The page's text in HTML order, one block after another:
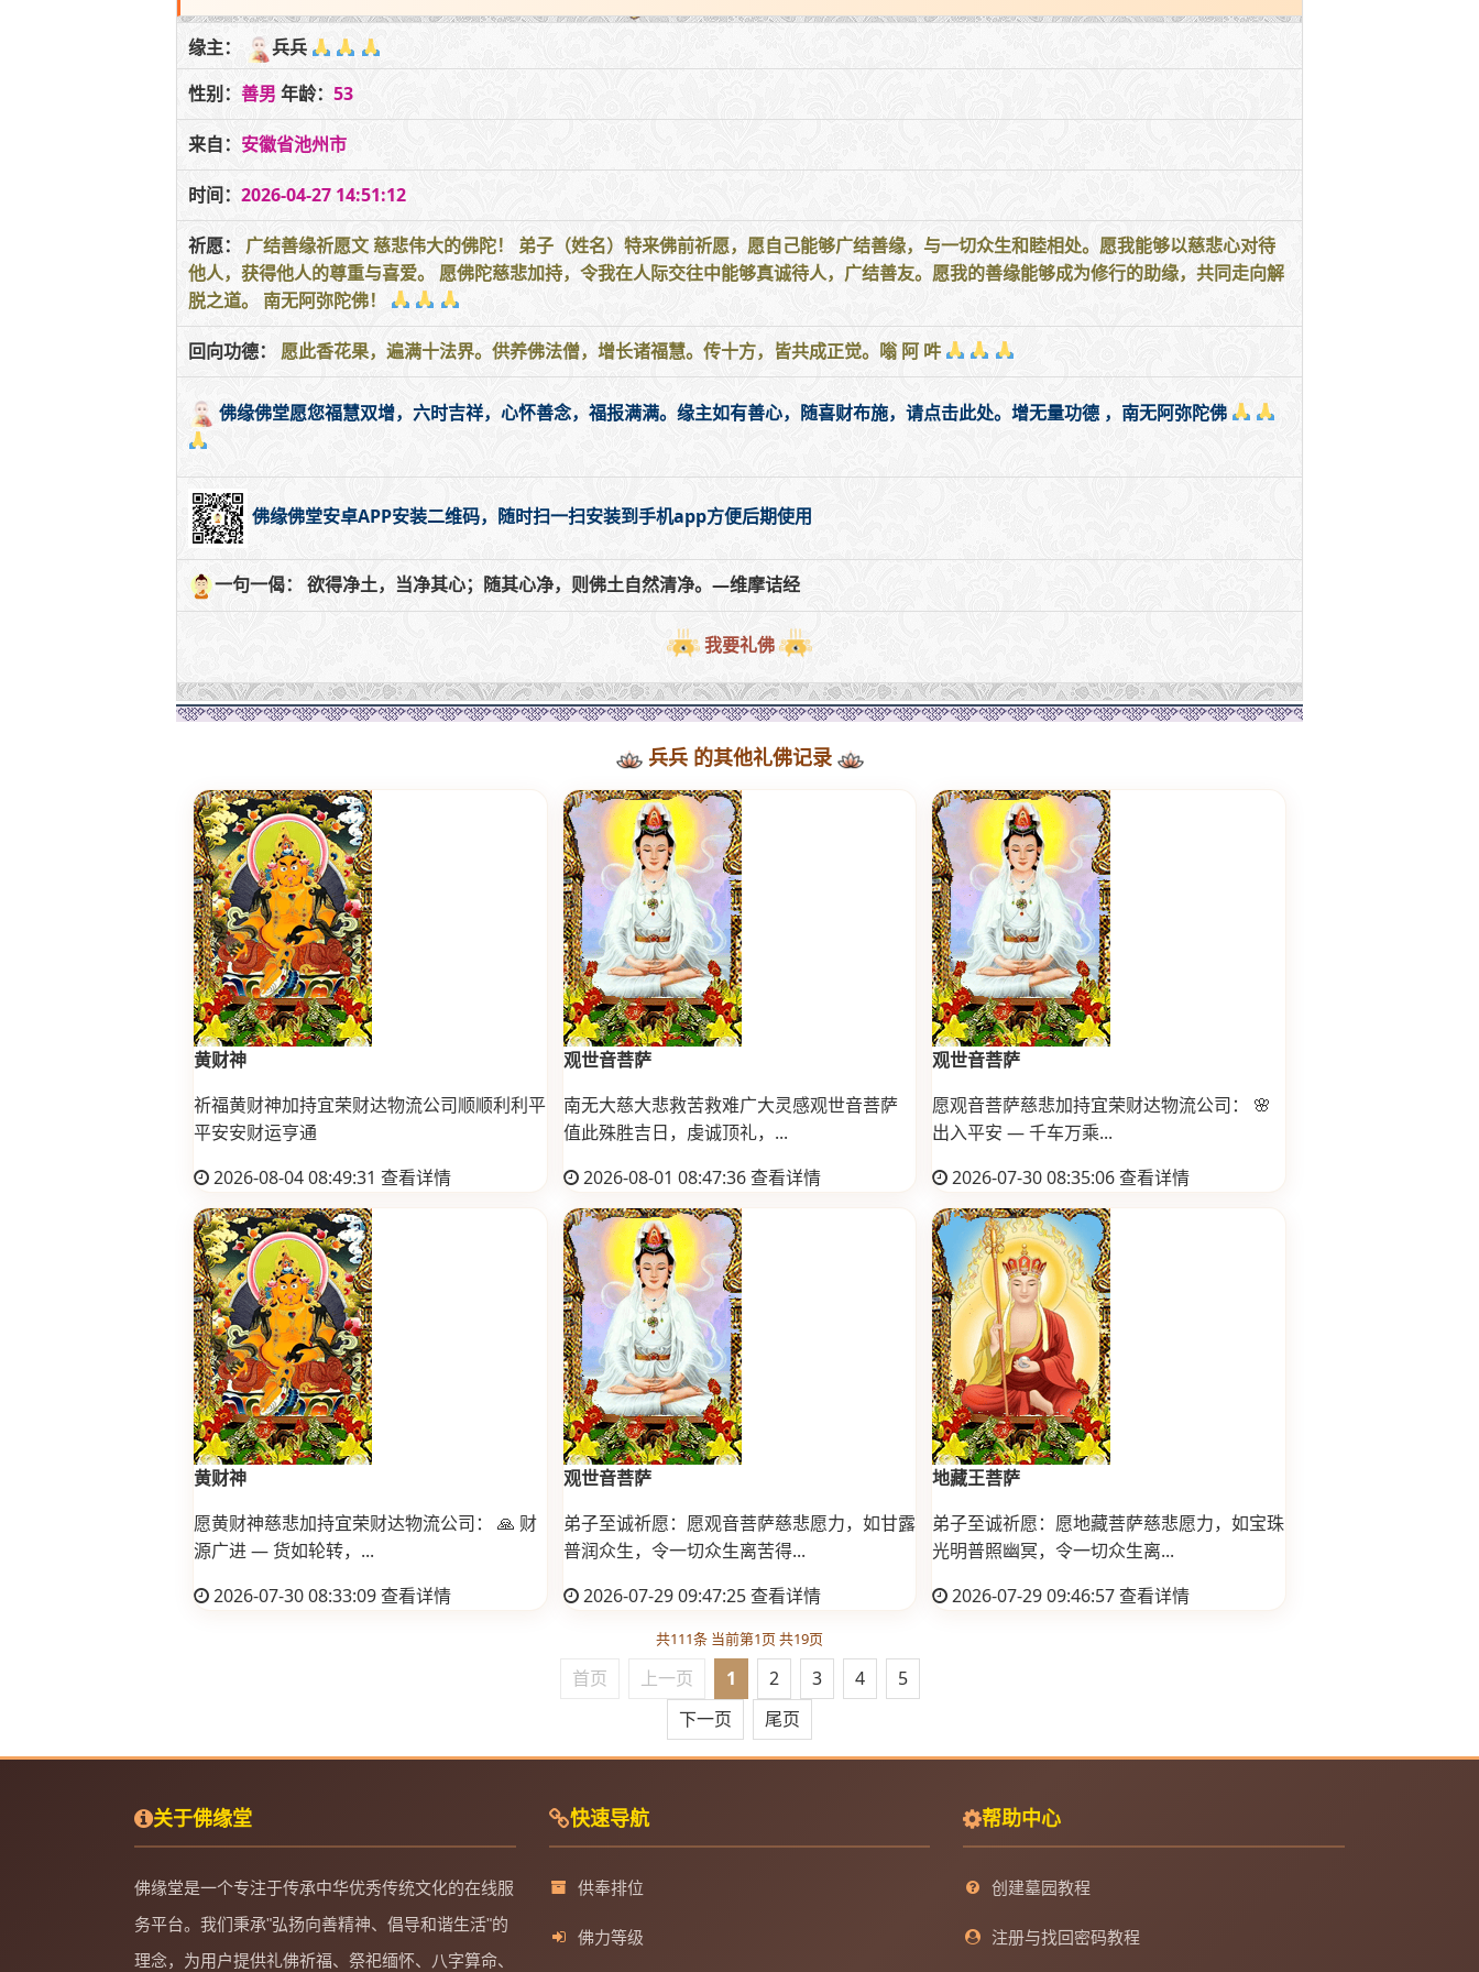
缘主：
兵兵
性别： 善男 年龄： 53
来自： 安徽省池州市
时间： 2026-04-27 14:51:12
祈愿：
广结善缘祈愿文 慈悲伟大的佛陀！ 弟子（姓名）特来佛前祈愿，愿自己能够广结善缘，与一切众生和睦相处。愿我能够以慈悲心对待
他人，获得他人的尊重与喜爱。 愿佛陀慈悲加持，令我在人际交往中能够真诚待人，广结善友。愿我的善缘能够成为修行的助缘，共同走向解
脱之道。 南无阿弥陀佛！
回向功德： 愿此香花果，遍满十法界。供养佛法僧，增长诸福慧。传十方，皆共成正觉。嗡 阿 吽
佛缘佛堂愿您福慧双增，六时吉祥，心怀善念，福报满满。缘主如有善心，随喜财布施，请点击此处。增无量功德 ，南无阿弥陀佛
佛缘佛堂安卓APP安装二维码，随时扫一扫安装到手机app方便后期使用
一句一偈： 欲得净土，当净其心；随其心净，则佛土自然清净。—维摩诘经
我要礼佛
兵兵 的其他礼佛记录
黄财神
祈福黄财神加持宜荣财达物流公司顺顺利利平
平安安财运亨通
2026-08-04 08:49:31 查看详情
观世音菩萨
南无大慈大悲救苦救难广大灵感观世音菩萨
值此殊胜吉日，虔诚顶礼，...
2026-08-01 08:47:36查看详情
观世音菩萨
愿观音菩萨慈悲加持宜荣财达物流公司： 🌸
出入平安 — 千车万乘...
2026-07-30 08:35:06查看详情
黄财神
愿黄财神慈悲加持宜荣财达物流公司： 🙏 财
源广进 — 货如轮转，...
2026-07-30 08:33:09查看详情
观世音菩萨
弟子至诚祈愿：愿观音菩萨慈悲愿力，如甘露
普润众生，令一切众生离苦得...
2026-07-29 09:47:25查看详情
地藏王菩萨
弟子至诚祈愿：愿地藏菩萨慈悲愿力，如宝珠
光明普照幽冥，令一切众生离...
2026-07-29 09:46:57查看详情
共111条 当前第1页 共19页
首页 上一页 1 2 3 4
5
下一页
尾页
关于佛缘堂
佛缘堂是一个专注于传承中华优秀传统文化的在线服
务平台。我们秉承"弘扬向善精神、倡导和谐生活"的
理念，为用户提供礼佛祈福、祭祀缅怀、八字算命、
快速导航
供奉排位
佛力等级
帮助中心
创建墓园教程
注册与找回密码教程